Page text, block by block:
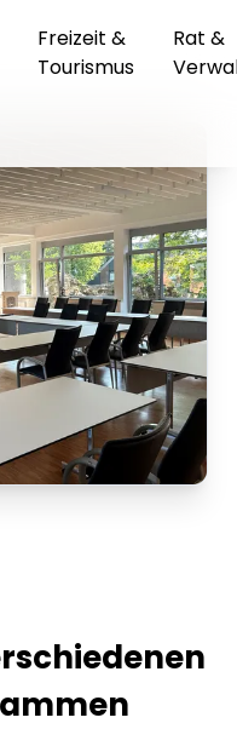
Freizeit &
Tourismus
Rat &